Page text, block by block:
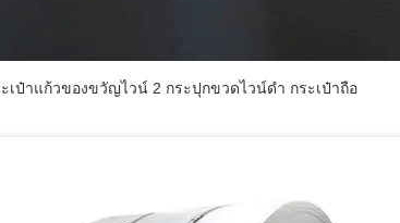
เป๋าแก้วของขวัญไวน์ 2 กระปุกขวดไวน์ดํา กระเป๋าถือ